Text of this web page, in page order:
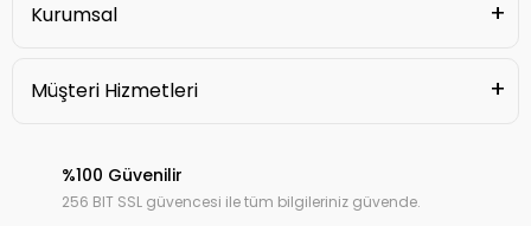
Kurumsal
Müşteri Hizmetleri
%100 Güvenilir
256 BIT SSL güvencesi ile tüm bilgileriniz güvende.